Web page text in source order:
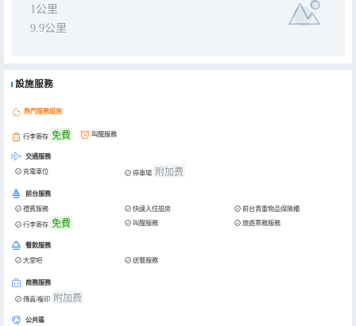
1公里
9.9公里
設施服務
熱門服務設施
行李寄存 免費 叫醒服務
交通服務
充電車位 停車場 附加费
前台服務
禮賓服務 快速入住退房
前台貴重物品保險櫃
行李寄存 免費 叫醒服務 旅遊票務服務
餐飲服務
大堂吧 送餐服務
商務服務
傳真/複印 附加费
公共區